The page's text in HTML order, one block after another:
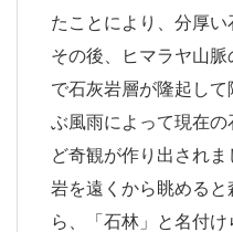
たことにより、分厚い
その後、ヒマラヤ山
で石灰岩層が隆起し
ぶ風雨によって現在
ど奇観が作り出され
岩を遠くから眺める
ら、「石林」と名付